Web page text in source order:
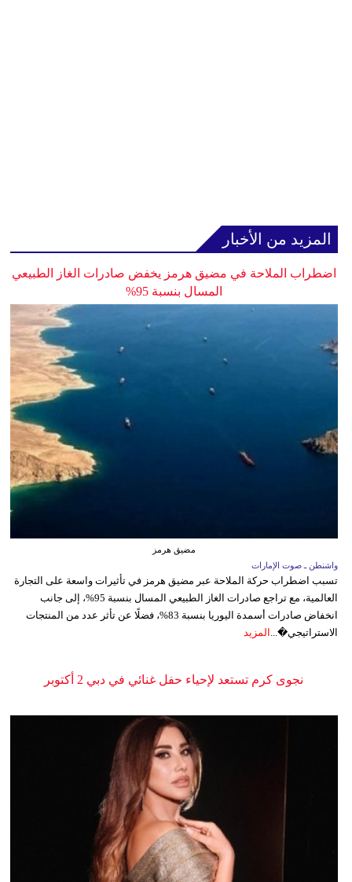
المزيد من الأخبار
اضطراب الملاحة في مضيق هرمز يخفض صادرات الغاز الطبيعي
المسال بنسبة 95%
مضيق هرمز
واشنطن ـ صوت الإمارات
تسبب اضطراب حركة الملاحة عبر مضيق هرمز في تأثيرات واسعة على التجارة
العالمية، مع تراجع صادرات الغاز الطبيعي المسال بنسبة 95%، إلى جانب
انخفاض صادرات أسمدة اليوريا بنسبة 83%، فضلًا عن تأثر عدد من المنتجات
الاستراتيجي�... المزيد
نجوى كرم تستعد لإحياء حفل غنائي في دبي 2 أكتوبر